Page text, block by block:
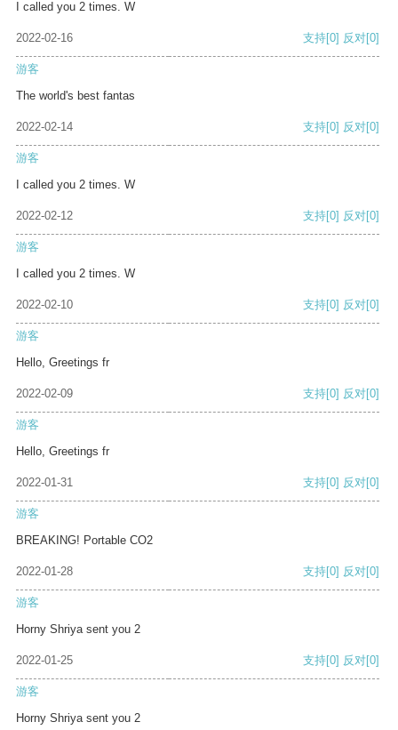
I called you 2 times. W
2022-02-16 支持[0] 反对[0]
游客
The world's best fantas
2022-02-14 支持[0] 反对[0]
游客
I called you 2 times. W
2022-02-12 支持[0] 反对[0]
游客
I called you 2 times. W
2022-02-10 支持[0] 反对[0]
游客
Hello, Greetings fr
2022-02-09 支持[0] 反对[0]
游客
Hello, Greetings fr
2022-01-31 支持[0] 反对[0]
游客
BREAKING! Portable CO2
2022-01-28 支持[0] 反对[0]
游客
Horny Shriya sent you 2
2022-01-25 支持[0] 反对[0]
游客
Horny Shriya sent you 2